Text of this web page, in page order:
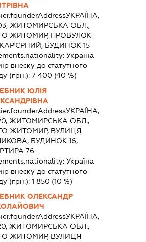
УКРАЇНА,
ЖИТОМИРСЬКА ОБЛ.,
ЖИТОМИР, ПРОВУЛОК
БУДИНОК 15
Україна
внеску до статутного
(грн.): 7 400 (40 %)
ЮЛІЯ
УКРАЇНА,
ЖИТОМИРСЬКА ОБЛ.,
ЖИТОМИР, ВУЛИЦЯ
БУДИНОК 16,
76
Україна
внеску до статутного
(грн.): 1 850 (10 %)
ОЛЕКСАНДР
УКРАЇНА,
ЖИТОМИРСЬКА ОБЛ.,
ЖИТОМИР, ВУЛИЦЯ